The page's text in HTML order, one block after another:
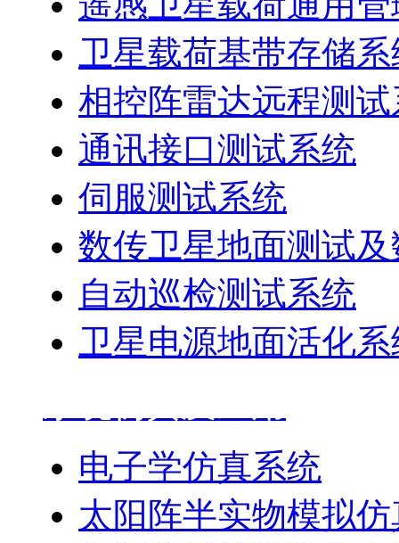
卫星载荷基带存储系
相控阵雷达远程测
通讯接口测试系统
伺服测试系统
数传卫星地面测试
自动巡检测试系统
卫星电源地面活化系
电子学仿真系统
太阳阵半实物模拟